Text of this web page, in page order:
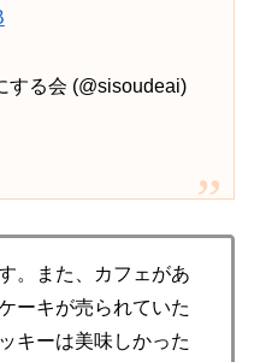
る会 (@sisoudeai)
。また、カフェがあ
ーキが売られていた
キーは美味しかった